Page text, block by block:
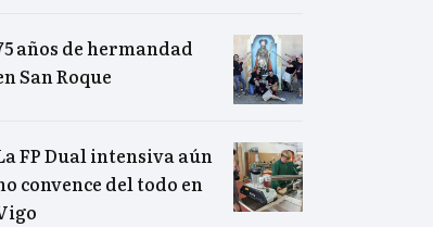
años de hermandad
San Roque
FP Dual intensiva aún
convence del todo en